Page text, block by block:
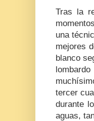
Tras la
una
mejores
blanco
tercer
durante
aguas,